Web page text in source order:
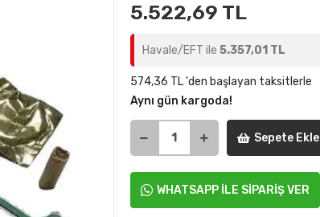
5.522,69 TL
Havale/EFT ile 5.357,01 TL
574,36 TL 'den başlayan taksitlerle
Aynı gün kargoda!
Sepete Ekle
WHATSAPP İLE SİPARİŞ VER